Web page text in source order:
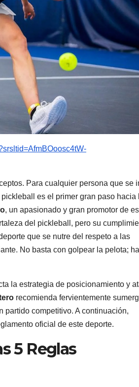
Para cualquier persona que se
es el primer gran paso hacia
, un apasionado y gran promotor de
del pickleball, pero su
que se nutre del respeto a las
No basta con golpear la pelota;
la estrategia de posicionamiento y
recomienda fervientemente
partido competitivo. A continuación,
oficial de este deporte.
5 Reglas